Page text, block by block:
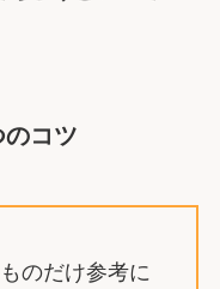
コツ
のだけ参考に